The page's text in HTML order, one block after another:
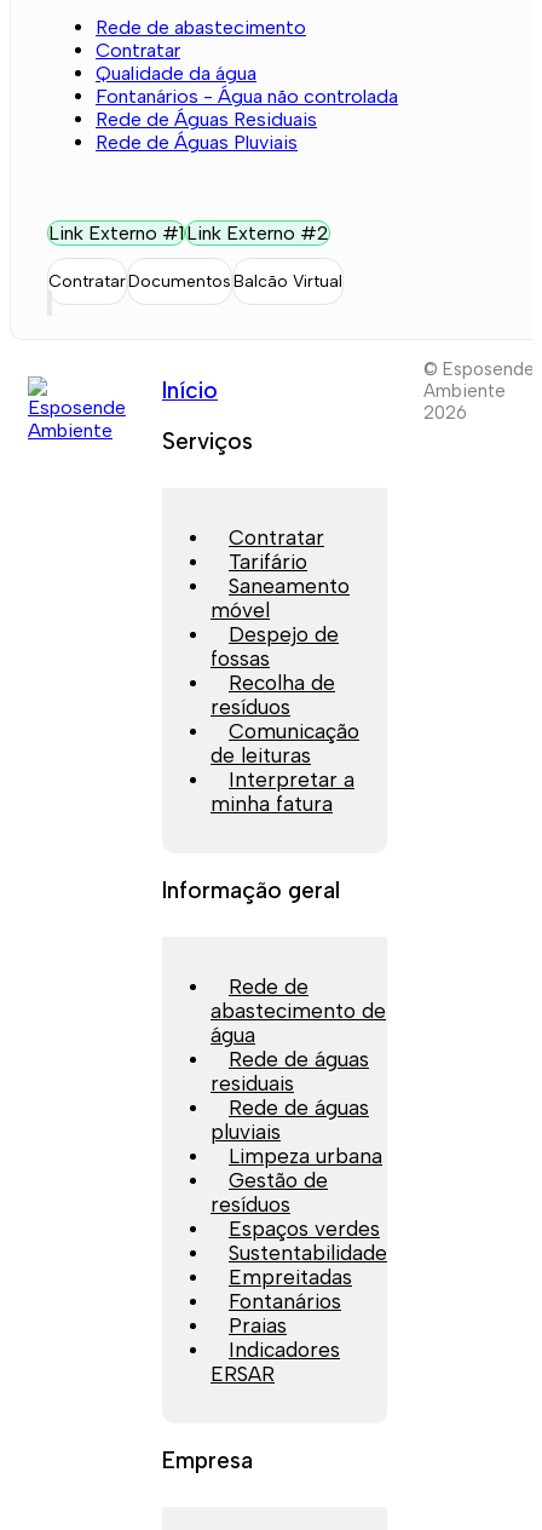
Rede de abastecimento
Contratar
Qualidade da água
Fontanários - Água não controlada
Rede de Águas Residuais
Rede de Águas Pluviais
Link Externo #1Link Externo #2
ContratarDocumentosBalcão Virtual
Início
Serviços
Contratar
Tarifário
Saneamento
móvel
Despejo de
fossas
Recolha de
resíduos
Comunicação
de leituras
Interpretar a
minha fatura
Informação geral
Rede de
abastecimento de
água
Rede de águas
residuais
Rede de águas
pluviais
Limpeza urbana
Gestão de
resíduos
Espaços verdes
Sustentabilidade
Empreitadas
Fontanários
Praias
Indicadores
ERSAR
Empresa
© Esposende
Ambiente
2026